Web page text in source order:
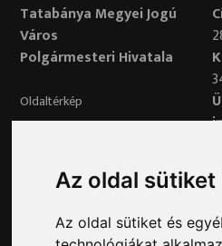
Az oldal sütiket
Az oldal sütiket és
Tatabánya Megyei Jogú
Város
Polgármesteri Hivatala
Oldaltérkép
Adatvédelem
Adatvédelmi tisztviselő elérhetősége: